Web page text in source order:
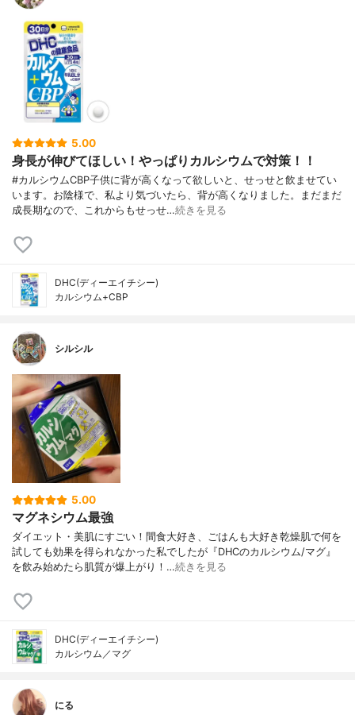
5.00
身長が伸びてほしい！やっぱりカルシウムで対策！！
#カルシウムCBP子供に背が高くなって欲しいと、せっせと飲ませてい
います。お陰様で、私より気づいたら、背が高くなりました。まだまだ
成長期なので、これからもせっせ…続きを見る
DHC(ディーエイチシー)
カルシウム+CBP
シルシル
5.00
マグネシウム最強
ダイエット・美肌にすごい！間食大好き、ごはんも大好き乾燥肌で何を
試しても効果を得られなかった私でしたが『DHCのカルシウム/マグ』
を飲み始めたら肌質が爆上がり！…続きを見る
DHC(ディーエイチシー)
カルシウム／マグ
にる